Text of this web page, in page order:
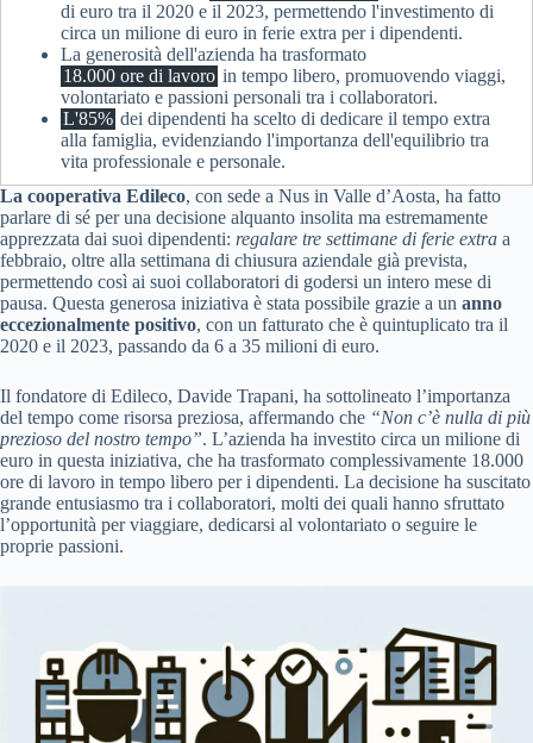
di euro tra il 2020 e il 2023, permettendo l'investimento di
circa un milione di euro in ferie extra per i dipendenti.
La generosità dell'azienda ha trasformato
18.000 ore di lavoro in tempo libero, promuovendo viaggi,
volontariato e passioni personali tra i collaboratori.
L'85% dei dipendenti ha scelto di dedicare il tempo extra
alla famiglia, evidenziando l'importanza dell'equilibrio tra
vita professionale e personale.
La cooperativa Edileco, con sede a Nus in Valle d’Aosta, ha fatto
parlare di sé per una decisione alquanto insolita ma estremamente
apprezzata dai suoi dipendenti: regalare tre settimane di ferie extra a
febbraio, oltre alla settimana di chiusura aziendale già prevista,
permettendo così ai suoi collaboratori di godersi un intero mese di
pausa. Questa generosa iniziativa è stata possibile grazie a un anno
eccezionalmente positivo, con un fatturato che è quintuplicato tra il
2020 e il 2023, passando da 6 a 35 milioni di euro.
Il fondatore di Edileco, Davide Trapani, ha sottolineato l’importanza
del tempo come risorsa preziosa, affermando che “Non c’è nulla di più
prezioso del nostro tempo”. L’azienda ha investito circa un milione di
euro in questa iniziativa, che ha trasformato complessivamente 18.000
ore di lavoro in tempo libero per i dipendenti. La decisione ha suscitato
grande entusiasmo tra i collaboratori, molti dei quali hanno sfruttato
l’opportunità per viaggiare, dedicarsi al volontariato o seguire le
proprie passioni.